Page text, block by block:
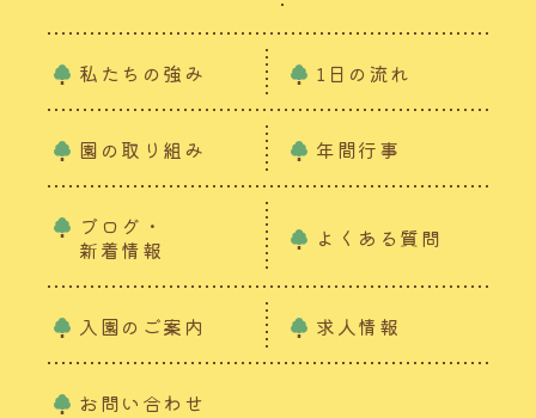
私たちの強み 1日の流れ
園の取り組み 年間行事
ブログ・
新着情報
よくある質問
入園のご案内 求人情報
お問い合わせ